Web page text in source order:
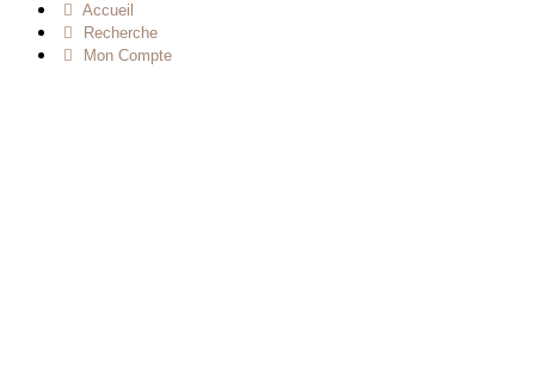
Accueil
Recherche
Mon Compte